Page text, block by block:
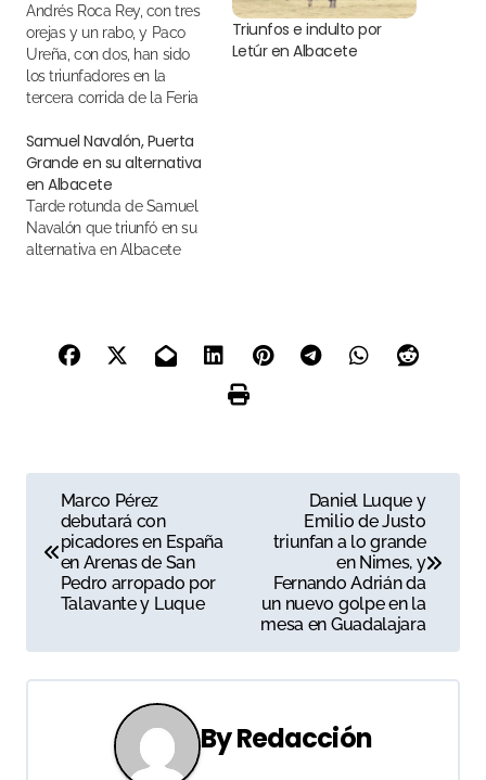
Andrés Roca Rey, con tres
orejas y un rabo, y Paco
Ureña, con dos, han sido
los triunfadores en la
tercera corrida de la Feria
se vivió con gran ambiente
y lleno en los tendidos. El
Juli cortó una oreja en el
primero de la…
Triunfos e indulto por
Letúr en Albacete
Samuel Navalón, Puerta
Grande en su alternativa
en Albacete
Tarde rotunda de Samuel
Navalón que triunfó en su
alternativa en Albacete
a
g
Marco Pérez
debutará con
picadores en España
en Arenas de San
Pedro arropado por
Talavante y Luque
Daniel Luque y
Emilio de Justo
triunfan a lo grande
en Nimes, y
Fernando Adrián da
un nuevo golpe en la
mesa en Guadalajara
ByRedacción